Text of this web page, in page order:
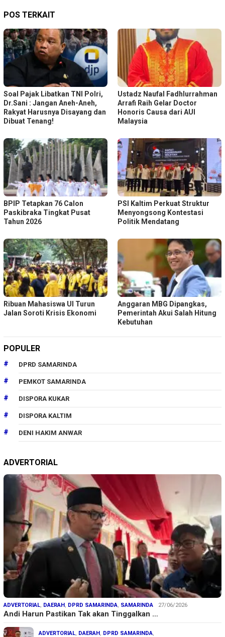
POS TERKAIT
Soal Pajak Libatkan TNI Polri,
Dr.Sani : Jangan Aneh-Aneh,
Rakyat Harusnya Disayang dan
Dibuat Tenang!
Ustadz Naufal Fadhlurrahman
Arrafi Raih Gelar Doctor
Honoris Causa dari AUI
Malaysia
BPIP Tetapkan 76 Calon
Paskibraka Tingkat Pusat
Tahun 2026
PSI Kaltim Perkuat Struktur
Menyongsong Kontestasi
Politik Mendatang
Ribuan Mahasiswa UI Turun
Jalan Soroti Krisis Ekonomi
Anggaran MBG Dipangkas,
Pemerintah Akui Salah Hitung
Kebutuhan
POPULER
DPRD SAMARINDA
PEMKOT SAMARINDA
DISPORA KUKAR
DISPORA KALTIM
DENI HAKIM ANWAR
ADVERTORIAL
ADVERTORIAL, DAERAH, DPRD SAMARINDA, SAMARINDA 27/06/2026
Andi Harun Pastikan Tak akan Tinggalkan …
ADVERTORIAL, DAERAH, DPRD SAMARINDA,